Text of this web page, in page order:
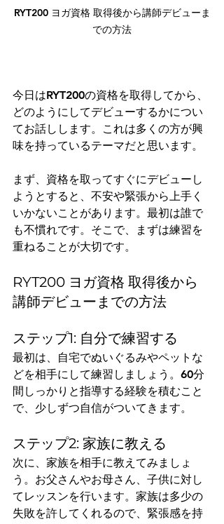
RYT200 ヨガ資格 取得後から講師デビューま
での方法
今日はRYT200の資格を取得してから、
どのようにしてデビューするかについ
てお話しします。これは多くの方が興
味を持っているテーマだと思います。
まず、資格を取ってすぐにデビューし
ようとすると、不安や緊張から上手く
いかないことがあります。最初は誰で
も不慣れです。そこで、まずは練習を
重ねることが大切です。
RYT200 ヨガ資格 取得後から
講師デビューまでの方法
ステップ1: 自分で練習する
最初は、自宅でぬいぐるみやペットな
どを相手にして練習しましょう。60分
間しっかりと指導する経験を積むこと
で、少しずつ自信がついてきます。
ステップ2: 家族に教える
次に、家族を相手に教えてみましょ
う。お父さんやお母さん、子供に対し
てレッスンを行います。家族は多少の
失敗を許してくれるので、緊張感を持